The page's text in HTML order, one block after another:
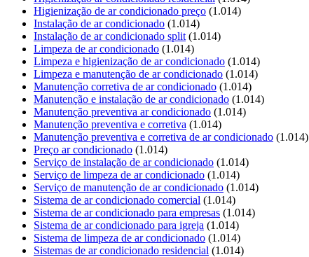
Higienização de ar condicionado preço (1.014)
Instalação de ar condicionado (1.014)
Instalação de ar condicionado split (1.014)
Limpeza de ar condicionado (1.014)
Limpeza e higienização de ar condicionado (1.014)
Limpeza e manutenção de ar condicionado (1.014)
Manutenção corretiva de ar condicionado (1.014)
Manutenção e instalação de ar condicionado (1.014)
Manutenção preventiva ar condicionado (1.014)
Manutenção preventiva e corretiva (1.014)
Manutenção preventiva e corretiva de ar condicionado (1.014)
Preço ar condicionado (1.014)
Serviço de instalação de ar condicionado (1.014)
Serviço de limpeza de ar condicionado (1.014)
Serviço de manutenção de ar condicionado (1.014)
Sistema de ar condicionado comercial (1.014)
Sistema de ar condicionado para empresas (1.014)
Sistema de ar condicionado para igreja (1.014)
Sistema de limpeza de ar condicionado (1.014)
Sistemas de ar condicionado residencial (1.014)